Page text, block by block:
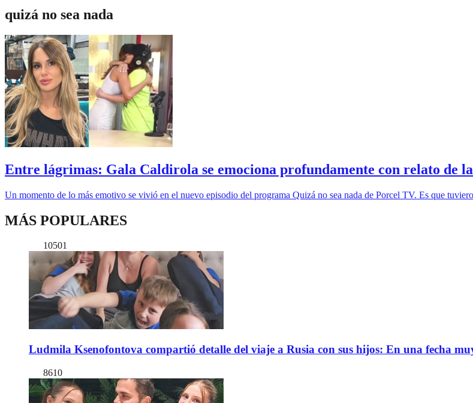
quizá no sea nada
Entre lágrimas: Gala Caldirola se emociona profundamente con relato de
Un momento de lo más emotivo se vivió en el nuevo episodio del programa Quizá no sea nada de Porcel TV. Es que
MÁS POPULARES
10501
Ludmila Ksenofontova compartió detalle del viaje a Rusia con sus hijos: En una fecha
8610